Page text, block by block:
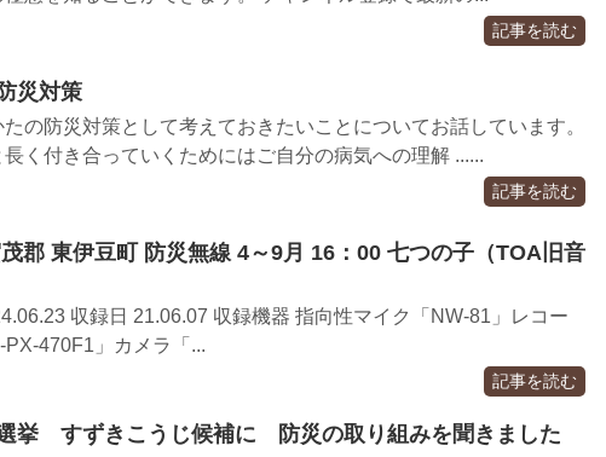
記事を読む
災対策
の防災対策として考えておきたいことについてお話しています。
く付き合っていくためにはご自分の病気への理解 ......
記事を読む
郡 東伊豆町 防災無線 4～9月 16：00 七つの子（TOA旧音
収録日 21.06.07 収録機器 指向性マイク「NW-81」レコー
PX-470F1」カメラ「...
記事を読む
挙 すずきこうじ候補に 防災の取り組みを聞きました